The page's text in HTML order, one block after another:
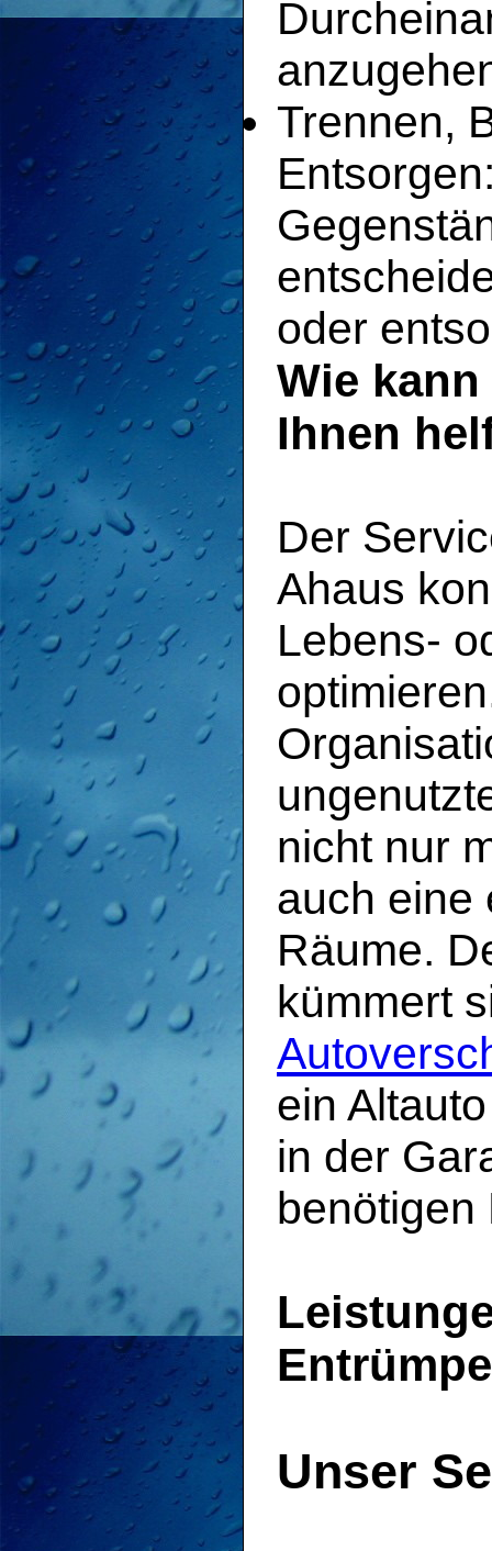
Trennen,
oder
Wie
Ihnen
Der
Ahaus
Lebens-
nicht nur
auch eine
Räume.
kümmert
ein
in der
benötigen
Unser